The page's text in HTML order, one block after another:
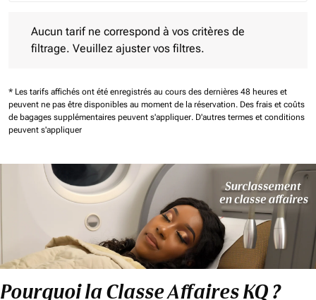
Aucun tarif ne correspond à vos critères de
filtrage. Veuillez ajuster vos filtres.
* Les tarifs affichés ont été enregistrés au cours des dernières 48 heures et
peuvent ne pas être disponibles au moment de la réservation. Des frais et coûts
de bagages supplémentaires peuvent s'appliquer. D'autres termes et conditions
peuvent s'appliquer
Pourquoi la Classe Affaires KQ ?